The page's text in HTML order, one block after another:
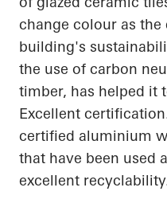
change colour as the
building's
the use of carbon
timber, has helped it
Excellent
certified aluminium
that have been used
excellent